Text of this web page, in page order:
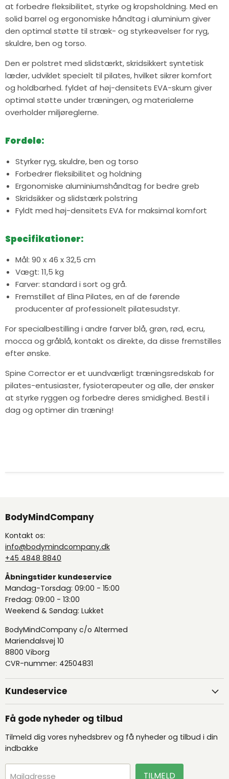
at forbedre fleksibilitet, styrke og kropsholdning. Med en
solid barrel og ergonomiske håndtag i aluminium giver
den optimal støtte til stræk- og styrkeøvelser for ryg,
skuldre, ben og torso.
Den er polstret med slidstærkt, skridsikkert syntetisk
læder, udviklet specielt til pilates, hvilket sikrer komfort
og holdbarhed. fyldet af høj-densitets EVA-skum giver
optimal støtte under træningen, og materialerne
overholder miljøreglerne.
Fordele:
Styrker ryg, skuldre, ben og torso
Forbedrer fleksibilitet og holdning
Ergonomiske aluminiumshåndtag for bedre greb
Skridsikker og slidstærk polstring
Fyldt med høj-densitets EVA for maksimal komfort
Specifikationer:
Mål: 90 x 46 x 32,5 cm
Vægt: 11,5 kg
Farver: standard i sort og grå.
Fremstillet af Elina Pilates, en af de førende
producenter af professionelt pilatesudstyr.
For specialbestilling i andre farver blå, grøn, rød, ecru,
mocca og gråblå, kontakt os direkte, da disse fremstilles
efter ønske.
Spine Corrector er et uundværligt træningsredskab for
pilates-entusiaster, fysioterapeuter og alle, der ønsker
at styrke ryggen og forbedre deres smidighed. Bestil i
dag og optimer din træning!
BodyMindCompany
Kontakt os:
info@bodymindcompany.dk
+45 4848 8840
Åbningstider kundeservice
Mandag-Torsdag: 09:00 - 15:00
Fredag: 09:00 - 13:00
Weekend & Søndag: Lukket
BodyMindCompany c/o Altermed
Mariendalsvej 10
8800 Viborg
CVR-nummer: 42504831
Kundeservice
Få gode nyheder og tilbud
Tilmeld dig vores nyhedsbrev og få nyheder og tilbud i din
indbakke
Mailadresse TILMELD